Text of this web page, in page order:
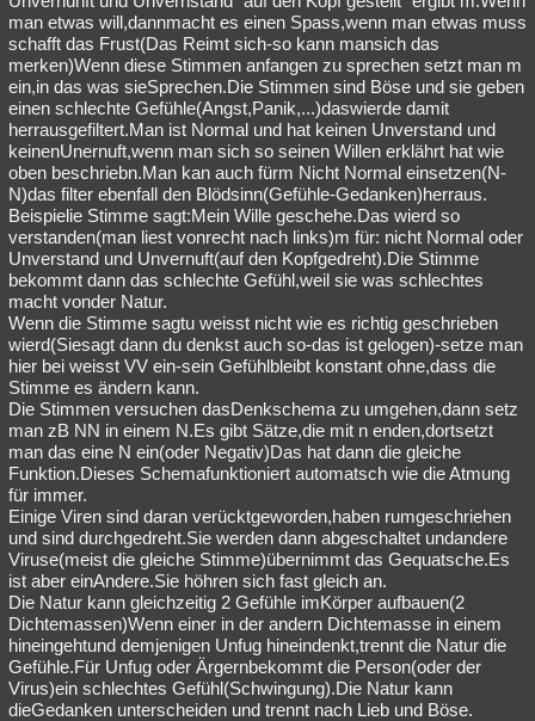
man etwas will,dannmacht es einen Spass,wenn man etwas muss
schafft das Frust(Das Reimt sich-so kann mansich das
merken)Wenn diese Stimmen anfangen zu sprechen setzt man m
ein,in das was sieSprechen.Die Stimmen sind Böse und sie geben
einen schlechte Gefühle(Angst,Panik,...)daswierde damit
herrausgefiltert.Man ist Normal und hat keinen Unverstand und
keinenUnernuft,wenn man sich so seinen Willen erklährt hat wie
oben beschriebn.Man kan auch fürm Nicht Normal einsetzen(N-
N)das filter ebenfall den Blödsinn(Gefühle-Gedanken)herraus.
Beispielie Stimme sagt:Mein Wille geschehe.Das wierd so
verstanden(man liest vonrecht nach links)m für: nicht Normal oder
Unverstand und Unvernuft(auf den Kopfgedreht).Die Stimme
bekommt dann das schlechte Gefühl,weil sie was schlechtes
macht vonder Natur.
Wenn die Stimme sagtu weisst nicht wie es richtig geschrieben
wierd(Siesagt dann du denkst auch so-das ist gelogen)-setze man
hier bei weisst VV ein-sein Gefühlbleibt konstant ohne,dass die
Stimme es ändern kann.
Die Stimmen versuchen dasDenkschema zu umgehen,dann setz
man zB NN in einem N.Es gibt Sätze,die mit n enden,dortsetzt
man das eine N ein(oder Negativ)Das hat dann die gleiche
Funktion.Dieses Schemafunktioniert automatsch wie die Atmung
für immer.
Einige Viren sind daran verücktgeworden,haben rumgeschriehen
und sind durchgedreht.Sie werden dann abgeschaltet undandere
Viruse(meist die gleiche Stimme)übernimmt das Gequatsche.Es
ist aber einAndere.Sie höhren sich fast gleich an.
Die Natur kann gleichzeitig 2 Gefühle imKörper aufbauen(2
Dichtemassen)Wenn einer in der andern Dichtemasse in einem
hineingehtund demjenigen Unfug hineindenkt,trennt die Natur die
Gefühle.Für Unfug oder Ärgernbekommt die Person(oder der
Virus)ein schlechtes Gefühl(Schwingung).Die Natur kann
dieGedanken unterscheiden und trennt nach Lieb und Böse.